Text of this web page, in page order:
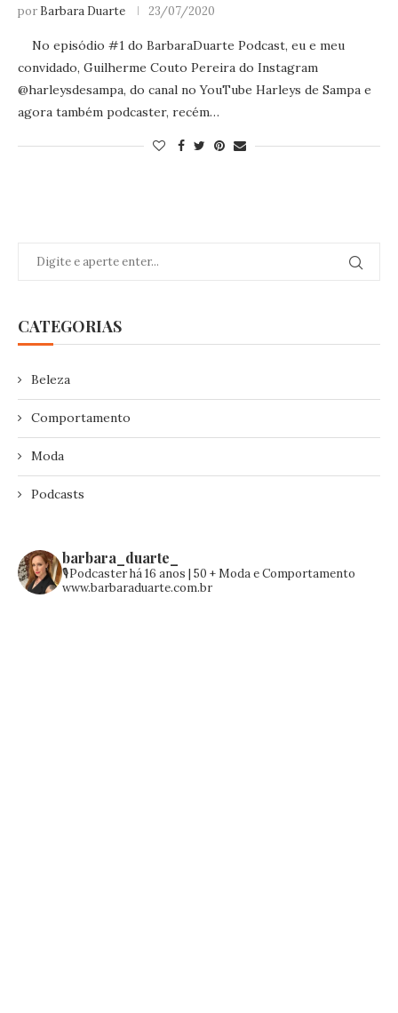
por Barbara Duarte 23/07/2020
No episódio #1 do BarbaraDuarte Podcast, eu e meu
convidado, Guilherme Couto Pereira do Instagram
@harleysdesampa, do canal no YouTube Harleys de Sampa e
agora também podcaster, recém…
CATEGORIAS
Beleza
Comportamento
Moda
Podcasts
barbara_duarte_
🎙️Podcaster há 16 anos | 50 +Moda e Comportamento
www.barbaraduarte.com.br